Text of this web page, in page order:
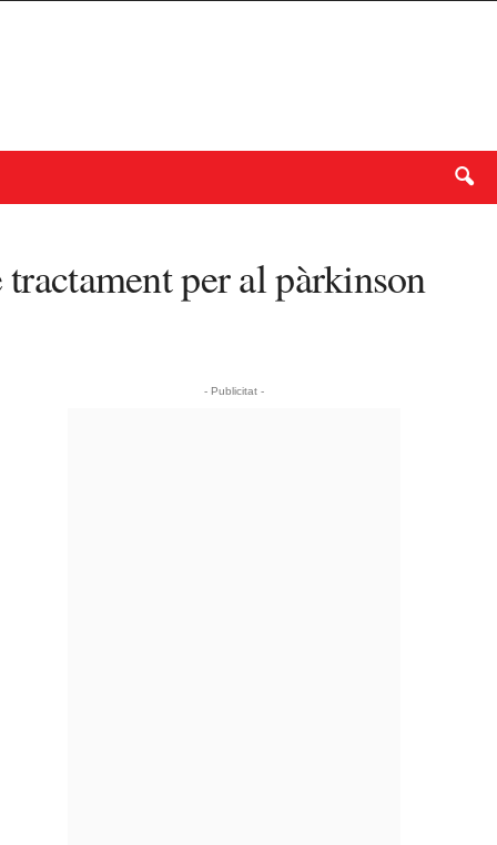
per al pàrkinson
- Publicitat -